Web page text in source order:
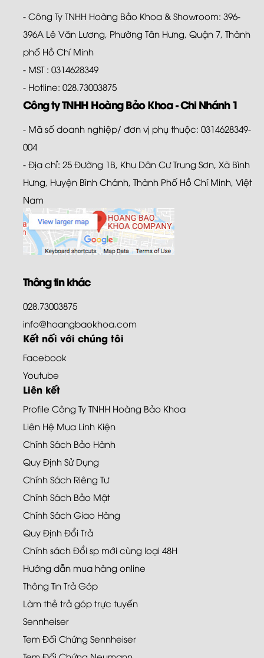
- Công Ty TNHH Hoàng Bảo Khoa & Showroom: 396-
396A Lê Văn Lương, Phường Tân Hưng, Quận 7, Thành
phố Hồ Chí Minh
- MST : 0314628349
- Hotline: 028.73003875
Công ty TNHH Hoàng Bảo Khoa - Chi Nhánh 1
- Mã số doanh nghiệp/ đơn vị phụ thuộc: 0314628349-
004
- Địa chỉ: 25 Đường 1B, Khu Dân Cư Trung Sơn, Xã Bình
Hưng, Huyện Bình Chánh, Thành Phố Hồ Chí Minh, Việt
Nam
Thông tin khác
028.73003875
info@hoangbaokhoa.com
Kết nối với chúng tôi
Facebook
Youtube
Liên kết
Profile Công Ty TNHH Hoàng Bảo Khoa
Liên Hệ Mua Linh Kiện
Chính Sách Bảo Hành
Quy Định Sử Dụng
Chính Sách Riêng Tư
Chính Sách Bảo Mật
Chính Sách Giao Hàng
Quy Định Đổi Trả
Chính sách Đổi sp mới cùng loại 48H
Hướng dẫn mua hàng online
Thông Tin Trả Góp
Làm thẻ trả góp trực tuyến
Sennheiser
Tem Đối Chứng Sennheiser